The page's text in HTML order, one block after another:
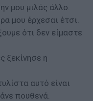
μου μιλάς άλλο.
μου έρχεσαι έτσι.
ότι δεν είμαστε
ξεκίνησε η
αυτό είναι
πουθενά.